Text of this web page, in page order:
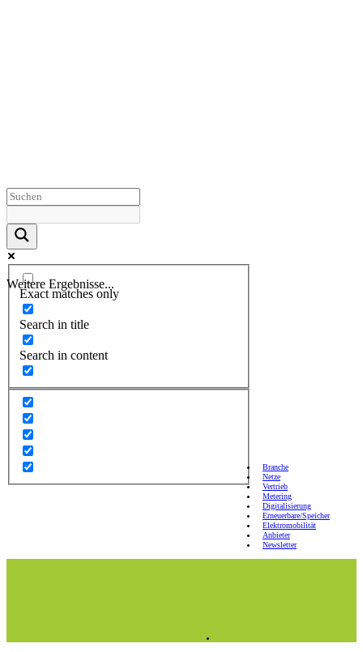
Weitere Ergebnisse...
Exact matches only
Search in title
Search in content
Branche
Netze
Vertrieb
Metering
Digitalisierung
Erneuerbare/Speicher
Elektromobilität
Anbieter
Newsletter